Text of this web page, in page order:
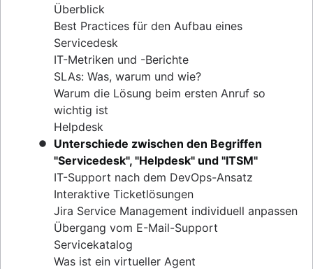
Überblick
Best Practices für den Aufbau eines
Servicedesk
IT-Metriken und -Berichte
SLAs: Was, warum und wie?
Warum die Lösung beim ersten Anruf so
wichtig ist
Helpdesk
Unterschiede zwischen den Begriffen
"Servicedesk", "Helpdesk" und "ITSM"
IT-Support nach dem DevOps-Ansatz
Interaktive Ticketlösungen
Jira Service Management individuell anpassen
Übergang vom E-Mail-Support
Servicekatalog
Was ist ein virtueller Agent